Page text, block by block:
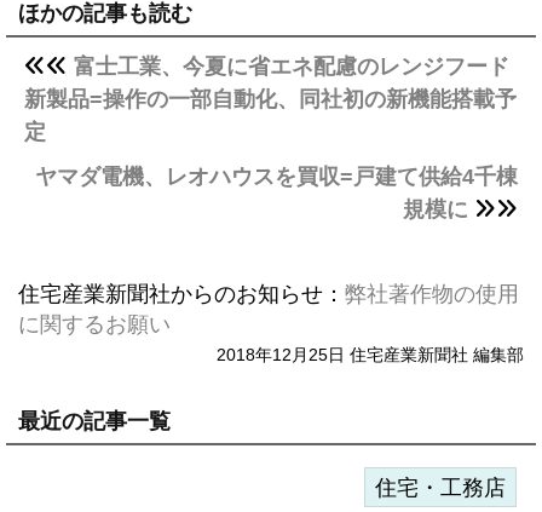
ほかの記事も読む
富士工業、今夏に省エネ配慮のレンジフード
新製品=操作の一部自動化、同社初の新機能搭載予
定
ヤマダ電機、レオハウスを買収=戸建て供給4千棟
規模に
住宅産業新聞社からのお知らせ： 弊社著作物の使用
に関するお願い
2018年12月25日 住宅産業新聞社 編集部
最近の記事一覧
住宅・工務店